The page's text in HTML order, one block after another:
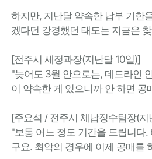
하지만, 지난달 약속한 납부 기한
겠다던 강경했던 태도는 지금은
[전주시 세정과장(지난달 10일)]
"늦어도 3월 안으로는, 데드라인
이 약속한 게 있으니까 안 하면 공
[주요석 / 전주시 체납징수팀장(지
"보통 어느 정도 기간을 드립니다
구요. 최악의 경우에 이제 공매를